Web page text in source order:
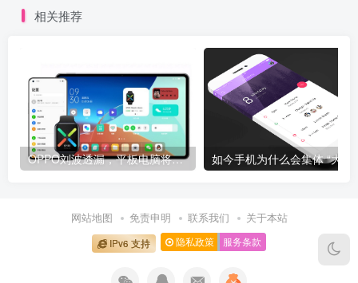
相关推荐
OPPO刘波透漏，平板电脑将于明年上半年发布
网站地图 免责申明 联系我们 关于本站
IPv6 支持 隐私政策 服务条款